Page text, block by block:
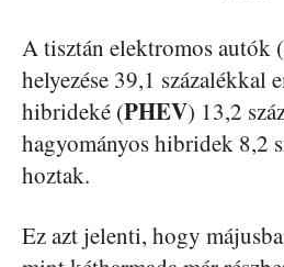
A tisztán elektromos autók (
helyezése 39,1 százalékkal
hibrideké (PHEV) 13,2
hagyományos hibridek 8,2
hoztak.
Ez azt jelenti, hogy